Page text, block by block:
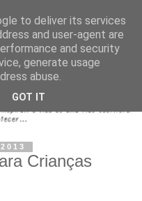
Crianças
to deliver its services
and user-agent are
and security
generate usage
abuse.
GOT IT